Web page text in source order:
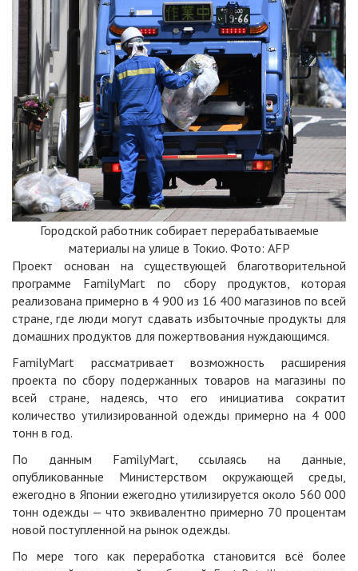
Городской работник собирает перерабатываемые
материалы на улице в Токио. Фото: AFP
Проект основан на существующей благотворительной
программе FamilyMart по сбору продуктов, которая
реализована примерно в 4 900 из 16 400 магазинов по всей
стране, где люди могут сдавать избыточные продукты для
домашних продуктов для пожертвования нуждающимся.
FamilyMart рассматривает возможность расширения
проекта по сбору подержанных товаров на магазины по
всей стране, надеясь, что его инициатива сократит
количество утилизированной одежды примерно на 4 000
тонн в год.
По данным FamilyMart, ссылаясь на данные,
опубликованные Министерством окружающей среды,
ежегодно в Японии ежегодно утилизируется около 560 000
тонн одежды — что эквивалентно примерно 70 процентам
новой поступленной на рынок одежды.
По мере того как переработка становится всё более